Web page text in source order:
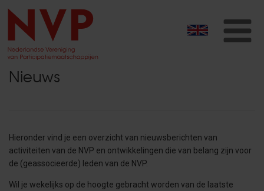
Nieuws
Hieronder vind je een overzicht van nieuwsberichten van
activiteiten van de NVP en ontwikkelingen die van belang zijn voor
de (geassocieerde) leden van de NVP.
Wil je wekelijks op de hoogte gebracht worden van de laatste